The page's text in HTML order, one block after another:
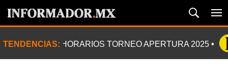
TENDENCIAS: HORARIOS TORNEO APERTURA 2025